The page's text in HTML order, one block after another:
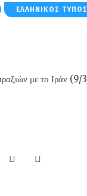
ΕΛΛΗΝΙΚΌΣ ΤΎΠΟΣ
με το Ιράν